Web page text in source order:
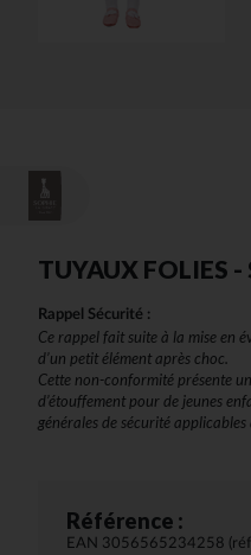
TUYAUX FOLIES
Rappel Sécurité :
Ce rappel fait suite à la mise en
d’un petit élément après choc.
Cette non-conformité présente
d’étouffement pour de jeunes
générales de sécurité
Référence :
EAN 3056565234258